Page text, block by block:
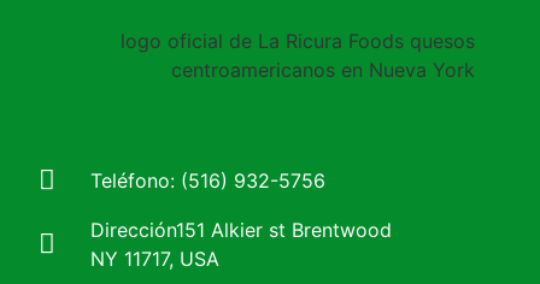
Teléfono: (516) 932-5756
Dirección151 Alkier st Brentwood
NY 11717, USA